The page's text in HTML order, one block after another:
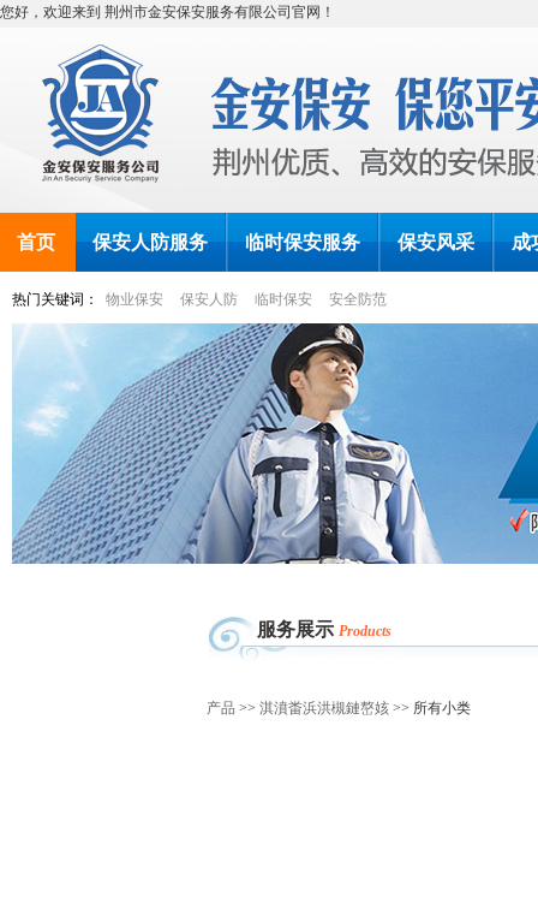
您好，欢迎来到 荆州市金安保安服务有限公司 官网！
首页 保安人防服务 临时保安服务 保安风采 成
热门关键词： 物业保安 保安人防 临时保安 安全防范
服务展示 Products
产品 >> 淇濆畨浜洪槻鏈嶅姟 >> 所有小类